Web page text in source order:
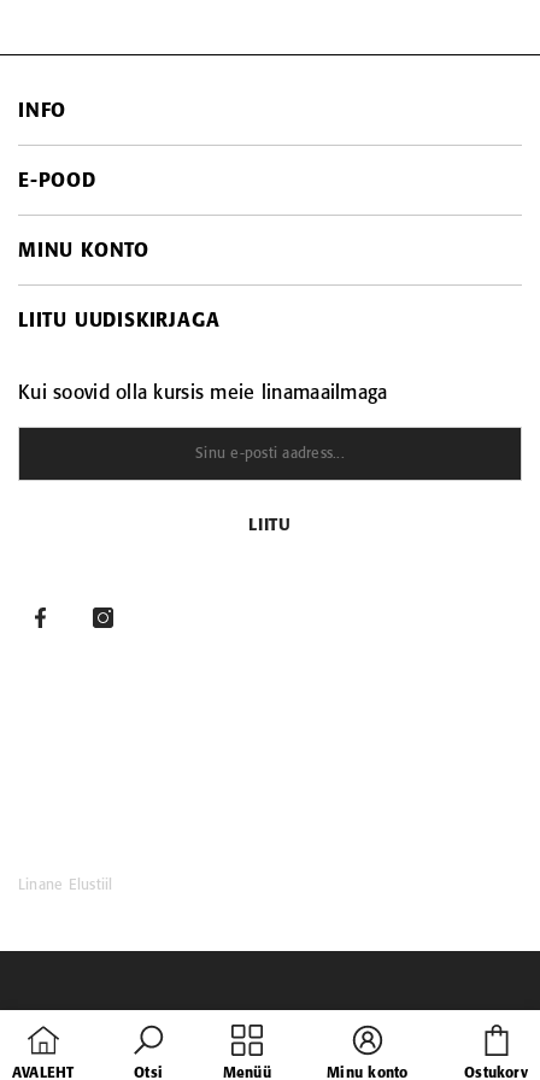
INFO
Kontakt
Makseviisid
ESTO makseviisid
Tarneajad ja transport
Tagastamine ja vahetamine
Kirjuta meile
E-POOD
Soodustooted
Uued tooted
Sisukaart
MINU KONTO
Minu konto
Tellitud tooted
Vaata võrdlust
LIITU UUDISKIRJAGA
Kui soovid olla kursis meie linamaailmaga
LIITU
Facebook
Linane Elustiil
AVALEHT Otsi Menüü Minu konto Ostukorv